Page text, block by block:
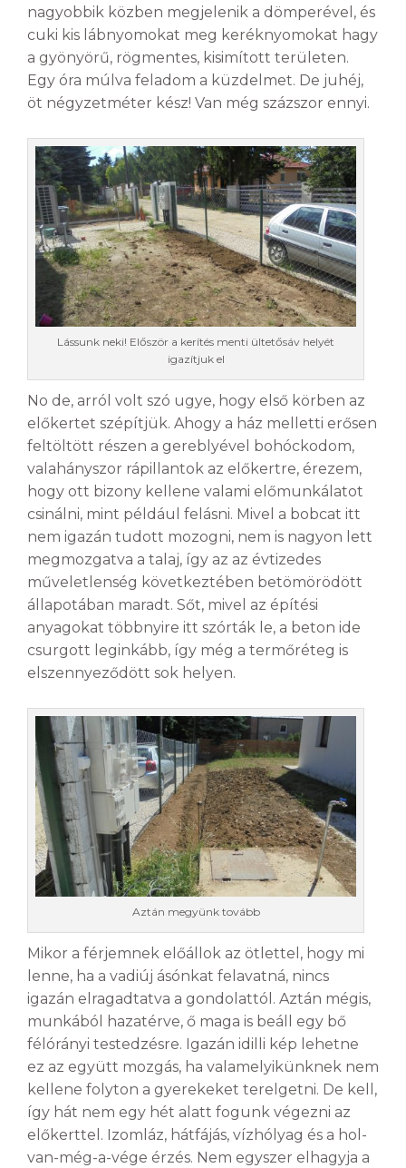
nagyobbik közben megjelenik a dömperével, és
cuki kis lábnyomokat meg keréknyomokat hagy
a gyönyörű, rögmentes, kisimított területen.
Egy óra múlva feladom a küzdelmet. De juhéj,
öt négyzetméter kész! Van még százszor ennyi.
Lássunk neki! Először a kerítés menti ültetősáv helyét
igazítjuk el
No de, arról volt szó ugye, hogy első körben az
előkertet szépítjük. Ahogy a ház melletti erősen
feltöltött részen a gereblyével bohóckodom,
valahányszor rápillantok az előkertre, érezem,
hogy ott bizony kellene valami előmunkálatot
csinálni, mint például felásni. Mivel a bobcat itt
nem igazán tudott mozogni, nem is nagyon lett
megmozgatva a talaj, így az az évtizedes
műveletlenség következtében betömörödött
állapotában maradt. Sőt, mivel az építési
anyagokat többnyire itt szórták le, a beton ide
csurgott leginkább, így még a termőréteg is
elszennyeződött sok helyen.
Aztán megyünk tovább
Mikor a férjemnek előállok az ötlettel, hogy mi
lenne, ha a vadiúj ásónkat felavatná, nincs
igazán elragadtatva a gondolattól. Aztán mégis,
munkából hazatérve, ő maga is beáll egy bő
félórányi testedzésre. Igazán idilli kép lehetne
ez az együtt mozgás, ha valamelyikünknek nem
kellene folyton a gyerekeket terelgetni. De kell,
így hát nem egy hét alatt fogunk végezni az
előkerttel. Izomláz, hátfájás, vízhólyag és a hol-
van-még-a-vége érzés. Nem egyszer elhagyja a